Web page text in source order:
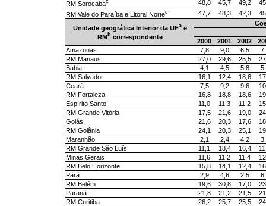
RM Sorocaba 48,8 45,7 49,2
RM Vale do Paraíba e Litoral Nortec 47,7 48,3 42,3
Unidade geográfica Interior da UFae
RMb correspondente
2000 2001 2002
Amazonas
7,8 9,0 6,5
RM Manaus
27,0 29,6 25,5
Bahia
4,1 4,5 5,8
RM Salvador
16,1 12,4 18,6
Ceará
7,5 9,2 9,6
RM Fortaleza
16,8 18,8 18,6
Espírito Santo
11,0 11,3 11,2
RM Grande Vitória
17,5 21,6 19,0
Goiás
21,6 20,3 17,6
RM Goiânia
24,1 20,3 25,1
Maranhão
2,1 2,4 4,2
RM Grande São Luís
11,1 18,4 16,4
Minas Gerais
11,6 11,2 11,4
RM Belo Horizonte
15,8 14,1 12,4
Pará
2,9 4,6 2,5
RM Belém
19,6 30,8 17,0
Paraná
21,8 21,2 21,5
RM Curitiba
26,2 25,7 25,5